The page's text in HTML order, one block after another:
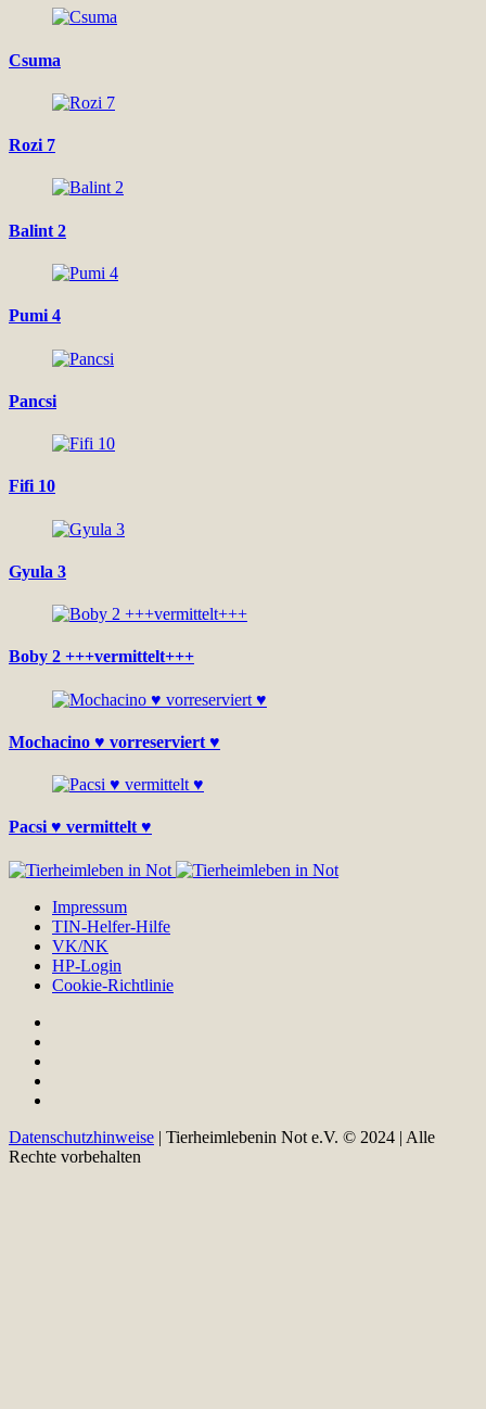
Csuma
Rozi 7
Balint 2
Pumi 4
Pancsi
Fifi 10
Gyula 3
Boby 2 +++vermittelt+++
Mochacino ♥ vorreserviert ♥
Pacsi ♥ vermittelt ♥
Impressum
TIN-Helfer-Hilfe
VK/NK
HP-Login
Cookie-Richtlinie
Datenschutzhinweise | Tierheimlebenin Not e.V. © 2024 | Alle
Rechte vorbehalten